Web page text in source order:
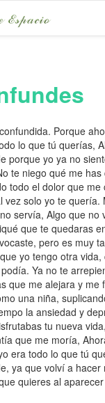
Porque
lo que tú querías,
porque yo ya no
te niego qué me has
todo el dolor que me
vez solo yo te quería.
servía, Algo que no
que te quedaras
pero es muy
yo tengo otra
Ya no te
que me alejara y me
una niña,
la ansiedad y
tu nueva
que me moría,
era todo lo que tú
ya que volví a hacer
quieres al